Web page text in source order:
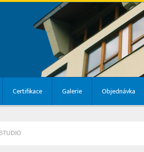
Certifikace Galerie Objednávka